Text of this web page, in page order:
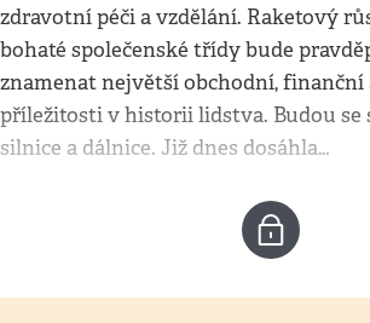
zdravotní péči a vzdělání. Raketový
bohaté společenské třídy bude
znamenat největší obchodní, finanční
příležitosti v historii lidstva. Budou se
silnice a dálnice. Již dnes dosáhla…